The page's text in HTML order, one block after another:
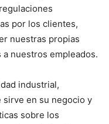
por los clientes,
nuestras propias
nuestros empleados.
industrial,
sirve en su negocio y
sobre los